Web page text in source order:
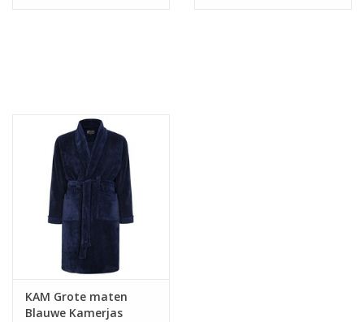
KAM Grote maten
Blauwe Kamerjas